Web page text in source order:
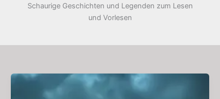
Schaurige Geschichten und Legenden zum Lesen
und Vorlesen